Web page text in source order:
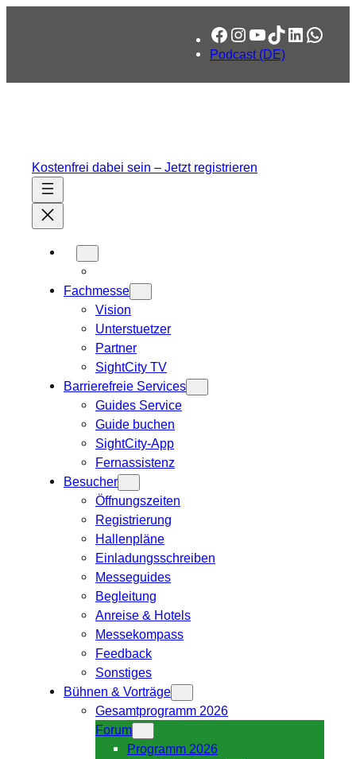
Facebook
Instagram
YouTube
TikTok
LinkedIn
Podcast (DE)
Kostenfrei dabei sein – Jetzt registrieren
Fachmesse
Vision
Unterstuetzer
Partner
SightCity TV
Barrierefreie Services
Guides Service
Guide buchen
SightCity-App
Fernassistenz
Besucher
Öffnungszeiten
Registrierung
Hallenpläne
Einladungsschreiben
Messeguides
Begleitung
Anreise & Hotels
Messekompass
Feedback
Sonstiges
Bühnen & Vorträge
Gesamtprogramm 2026
Forum
Programm 2026